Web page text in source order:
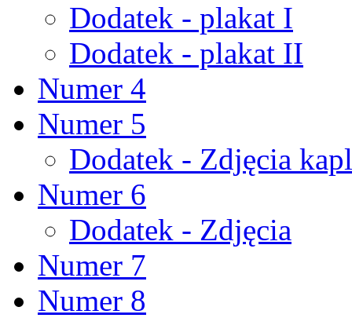
Dodatek - plakat I
Dodatek - plakat II
Numer 4
Numer 5
Dodatek - Zdjęcia
Numer 6
Dodatek - Zdjęcia
Numer 7
Numer 8